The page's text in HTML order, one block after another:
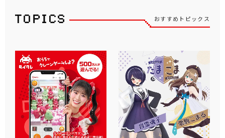
おすすめトピックス